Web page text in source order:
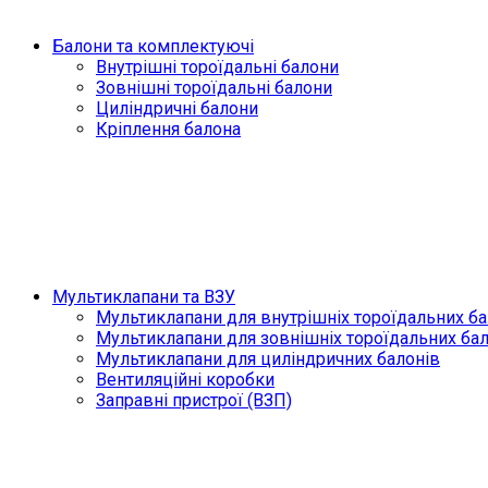
Балони та комплектуючі
Внутрішні тороїдальні балони
Зовнішні тороїдальні балони
Циліндричні балони
Кріплення балона
Мультиклапани та ВЗУ
Мультиклапани для внутрішніх тороїдальних
Мультиклапани для зовнішніх тороїдальних
Мультиклапани для циліндричних балонів
Вентиляційні коробки
Заправні пристрої (ВЗП)